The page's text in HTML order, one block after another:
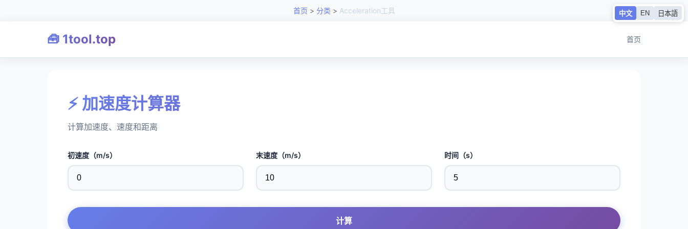
中文 EN 日本語
首页 > 分类 > Acceleration工具
🧰 1tool.top 首页
⚡ 加速度计算器
计算加速度、速度和距离
初速度（m/s） 末速度（m/s） 时间（s）
计算